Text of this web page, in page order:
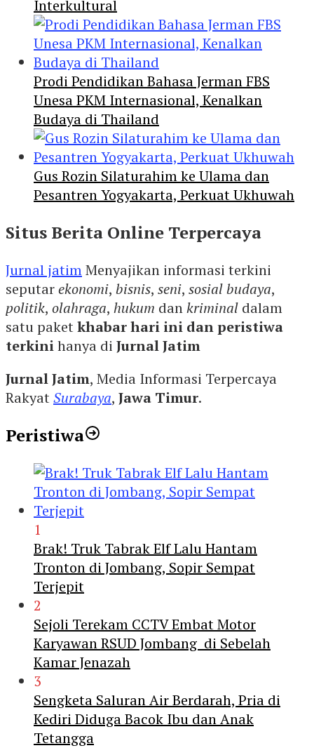
Interkultural
Prodi Pendidikan Bahasa Jerman FBS
Unesa PKM Internasional, Kenalkan
Budaya di Thailand
Gus Rozin Silaturahim ke Ulama dan
Pesantren Yogyakarta, Perkuat Ukhuwah
Situs Berita Online Terpercaya
Jurnal jatimMenyajikan informasi terkini
seputarekonomi, bisnis, seni, sosial budaya,
politik, olahraga, hukum dankriminal dalam
satu paketkhabar hari ini dan peristiwa
terkinihanya di Jurnal Jatim
Jurnal Jatim, Media Informasi Terpercaya
RakyatSurabaya, Jawa Timur.
Peristiwa
1
Brak! Truk Tabrak Elf Lalu Hantam
Tronton di Jombang, Sopir Sempat
Terjepit
2
Sejoli Terekam CCTV Embat Motor
Karyawan RSUD Jombang di Sebelah
Kamar Jenazah
3
Sengketa Saluran Air Berdarah, Pria di
Kediri Diduga Bacok Ibu dan Anak
Tetangga